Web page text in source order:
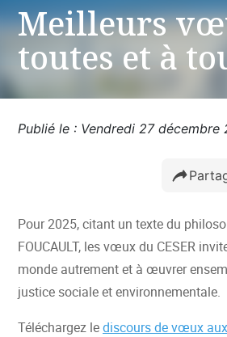
Meilleurs
toutes et à
Publié le : Vendredi 27
Pour 2025, citant un texte du
FOUCAULT, les vœux du CESER
monde autrement et à œuvrer
justice sociale et environnementale.
Téléchargez lediscours de vœux